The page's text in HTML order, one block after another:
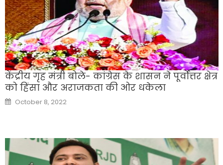
केंद्रीय गृह मंत्री बोले- कांग्रेस के शासन ने पूर्वोत्तर क्षेत्र
को हिंसा और अराजकता की ओर धकेला
Posted
on
October 8, 2022